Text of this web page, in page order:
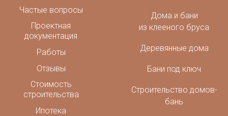
Дома и бани
из клееного бруса
Деревянные дома
Бани под ключ
Строительство домов-
бань
Частые вопросы
Проектная
документация
Работы
Отзывы
Стоимость
строительства
Ипотека